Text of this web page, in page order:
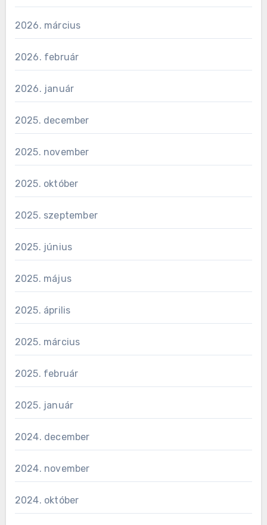
2026. március
2026. február
2026. január
2025. december
2025. november
2025. október
2025. szeptember
2025. június
2025. május
2025. április
2025. március
2025. február
2025. január
2024. december
2024. november
2024. október